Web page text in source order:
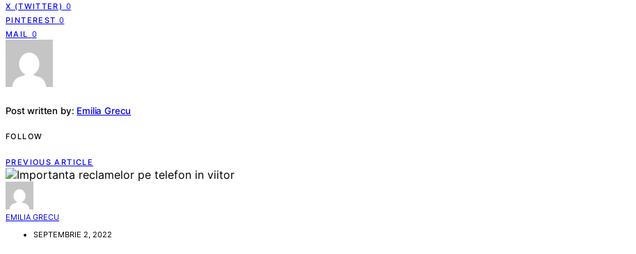
X (TWITTER) 0
PINTEREST 0
MAIL
0
Post written by: Emilia Grecu
FOLLOW
PREVIOUS ARTICLE
EMILIA GRECU
SEPTEMBRIE 2, 2022